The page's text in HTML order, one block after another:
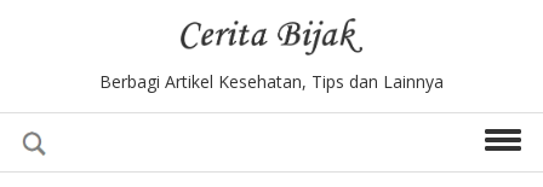
Berbagi Artikel Kesehatan, Tips dan Lainnya